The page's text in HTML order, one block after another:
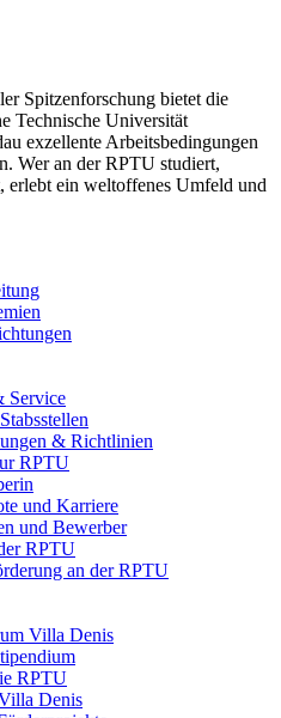
Spitzenforschung bietet die
Technische Universität
exzellente Arbeitsbedingungen
Wer an der RPTU studiert,
erlebt ein weltoffenes Umfeld und
Service
& Richtlinien
RPTU
und Karriere
und Bewerber
RPTU
an der RPTU
Villa Denis
RPTU
Denis